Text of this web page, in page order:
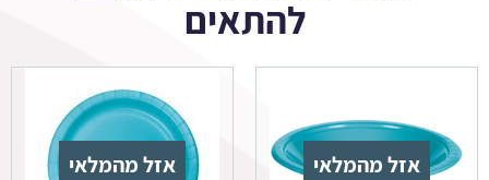
להתאים
אזל מהמלאי אזל מהמלאי